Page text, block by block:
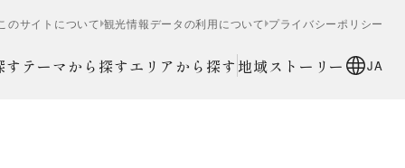
のサイトについて 観光情報データの利用について プライバシーポリシー
す テーマから探すエリアから探す 地域ストーリー JA